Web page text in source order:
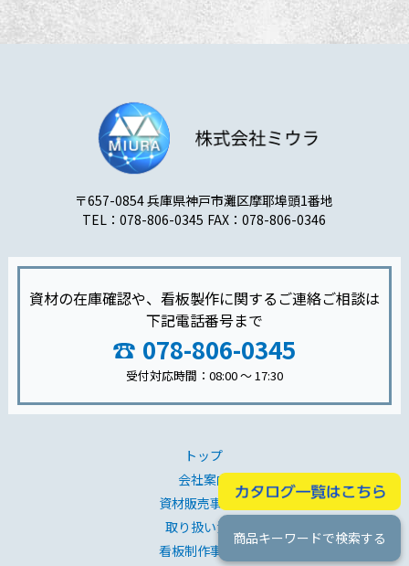
商品キーワードで検索する
〒657-0854 兵庫県神戸市灘区摩耶埠頭1番地
TEL：078-806-0345 FAX：078-806-0346
資材の在庫確認や、看板製作に関するご連絡ご相談は
下記電話番号まで
078-806-0345
受付対応時間：08:00 〜 17:30
トップ
会社案内
資材販売事業部
取り扱い資材
看板制作事業部